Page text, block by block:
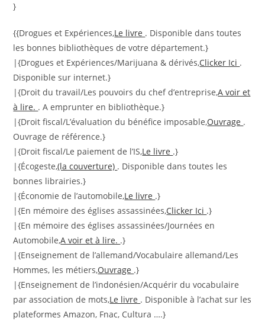
}
{{Drogues et Expériences,Le livre . Disponible dans toutes
les bonnes bibliothèques de votre département.}
|{Drogues et Expériences/Marijuana & dérivés,Clicker Ici .
Disponible sur internet.}
|{Droit du travail/Les pouvoirs du chef d’entreprise,A voir et
à lire. . A emprunter en bibliothèque.}
|{Droit fiscal/L’évaluation du bénéfice imposable,Ouvrage .
Ouvrage de référence.}
|{Droit fiscal/Le paiement de l’IS,Le livre .}
|{Écogeste,(la couverture) . Disponible dans toutes les
bonnes librairies.}
|{Économie de l’automobile,Le livre .}
|{En mémoire des églises assassinées,Clicker Ici .}
|{En mémoire des églises assassinées/Journées en
Automobile,A voir et à lire. .}
|{Enseignement de l’allemand/Vocabulaire allemand/Les
Hommes, les métiers,Ouvrage .}
|{Enseignement de l’indonésien/Acquérir du vocabulaire
par association de mots,Le livre . Disponible à l’achat sur les
plateformes Amazon, Fnac, Cultura ….}